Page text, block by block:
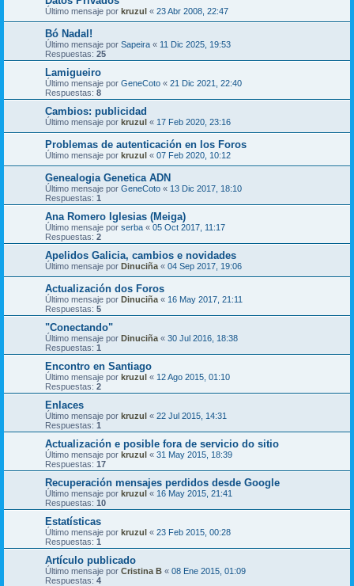
Último mensaje por kruzul « 23 Abr 2008, 22:47
Bó Nadal!
Último mensaje por Sapeira « 11 Dic 2025, 19:53
Respuestas: 25
Lamigueiro
Último mensaje por GeneCoto « 21 Dic 2021, 22:40
Respuestas: 8
Cambios: publicidad
Último mensaje por kruzul « 17 Feb 2020, 23:16
Problemas de autenticación en los Foros
Último mensaje por kruzul « 07 Feb 2020, 10:12
Genealogia Genetica ADN
Último mensaje por GeneCoto « 13 Dic 2017, 18:10
Respuestas: 1
Ana Romero Iglesias (Meiga)
Último mensaje por serba « 05 Oct 2017, 11:17
Respuestas: 2
Apelidos Galicia, cambios e novidades
Último mensaje por Dinuciña « 04 Sep 2017, 19:06
Actualización dos Foros
Último mensaje por Dinuciña « 16 May 2017, 21:11
Respuestas: 5
"Conectando"
Último mensaje por Dinuciña « 30 Jul 2016, 18:38
Respuestas: 1
Encontro en Santiago
Último mensaje por kruzul « 12 Ago 2015, 01:10
Respuestas: 2
Enlaces
Último mensaje por kruzul « 22 Jul 2015, 14:31
Respuestas: 1
Actualización e posible fora de servicio do sitio
Último mensaje por kruzul « 31 May 2015, 18:39
Respuestas: 17
Recuperación mensajes perdidos desde Google
Último mensaje por kruzul « 16 May 2015, 21:41
Respuestas: 10
Estatísticas
Último mensaje por kruzul « 23 Feb 2015, 00:28
Respuestas: 1
Artículo publicado
Último mensaje por Cristina B « 08 Ene 2015, 01:09
Respuestas: 4